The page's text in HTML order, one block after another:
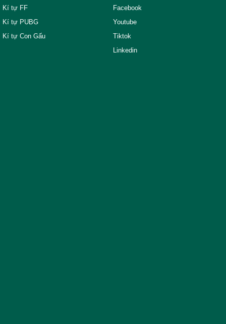
Kí tự FF
Kí tự PUBG
Kí tự Con Gấu
Facebook
Youtube
Tiktok
Linkedin